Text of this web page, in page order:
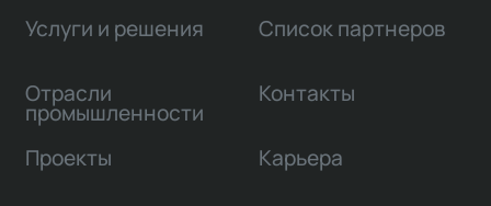
Услуги и решения
Отрасли
промышленности
Проекты
Список партнеров
Контакты
Карьера